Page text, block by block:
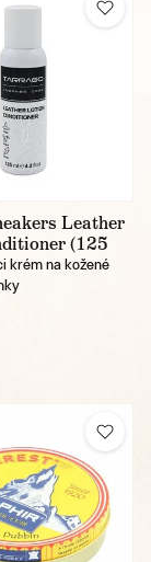
Leather
(125
krém na kožené